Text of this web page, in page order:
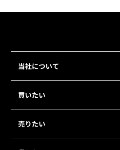
当社について
買いたい
売りたい